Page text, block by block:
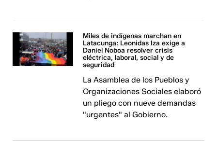
Miles de indígenas marchan en
Latacunga: Leonidas Iza exige a
Daniel Noboa resolver crisis
eléctrica, laboral, social y de
seguridad
La Asamblea de los Pueblos y
Organizaciones Sociales elaboró
un pliego con nueve demandas
"urgentes" al Gobierno.